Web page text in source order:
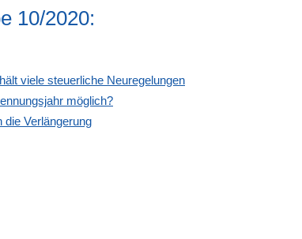
10/2020:
viele steuerliche Neuregelungen
möglich?
die Verlängerung